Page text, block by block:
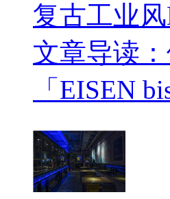
复古工业
文章导读
「EISEN